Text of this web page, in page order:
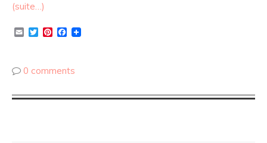
(suite…)
EmailTwitterPinterestFacebook
0 comments